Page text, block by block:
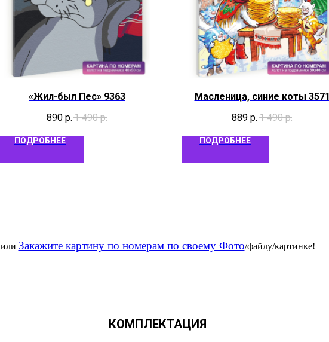
«Жил-был Пес» 9363
890 р. 1 490 р.
ПОДРОБНЕЕ
Масленица, синие коты 3571
889 р. 1 490 р.
ПОДРОБНЕЕ
или Закажите картину по номерам по своему Фото/файлу/картинке!
КОМПЛЕКТАЦИЯ